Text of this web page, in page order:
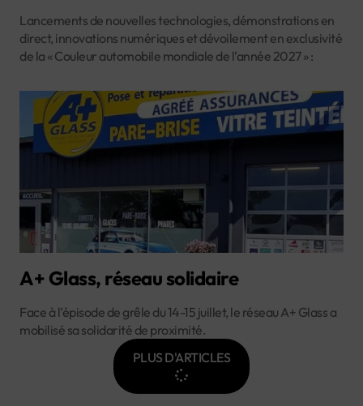
Lancements de nouvelles technologies, démonstrations en
direct, innovations numériques et dévoilement en exclusivité
de la « Couleur automobile mondiale de l’année 2027 » :
A+ Glass, réseau solidaire
Face à l’épisode de grêle du 14-15 juillet, le réseau A+ Glass a
mobilisé sa solidarité de proximité.
PLUS D'ARTICLES